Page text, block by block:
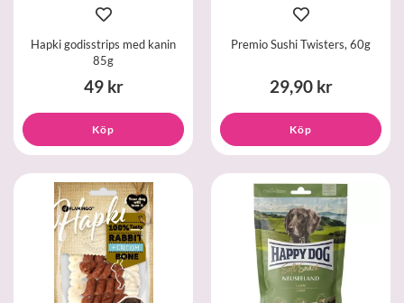
Hapki godisstrips med kanin
85g
49 kr
Köp
Premio Sushi Twisters, 60g
29,90 kr
Köp